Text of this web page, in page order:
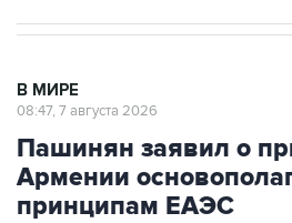
В МИРЕ
08:47, 7 августа 2026
Пашинян заявил о
Армении
принципам ЕАЭС